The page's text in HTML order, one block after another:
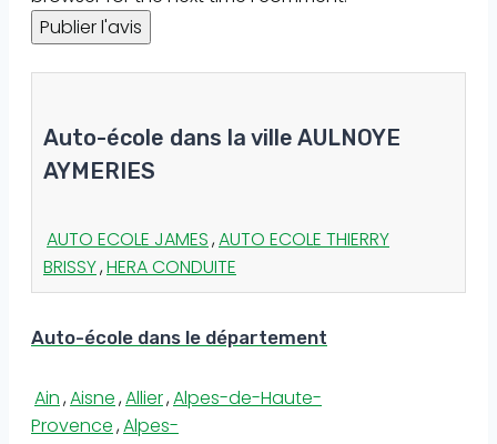
Auto-école dans la ville AULNOYE
AYMERIES
AUTO ECOLE JAMES,AUTO ECOLE THIERRY
BRISSY,HERA CONDUITE
Auto-école dans le département
Ain,Aisne,Allier,Alpes-de-Haute-
Provence,Alpes-